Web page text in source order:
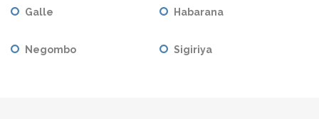
Galle Habarana
Negombo Sigiriya